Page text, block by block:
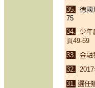
35. 德國
75
34.
少年
頁49-69
33. 金融
32. 2017
31. 選任